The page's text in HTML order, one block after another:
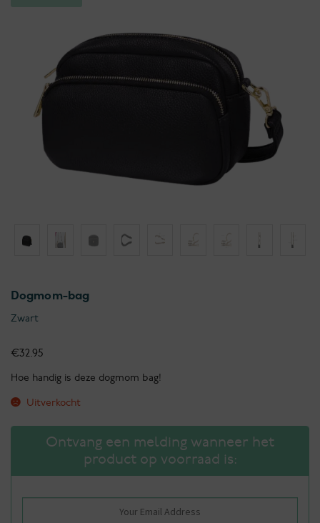
Dogmom-bag
Zwart
€32.95
Hoe handig is deze dogmom bag!
Uitverkocht
Ontvang een melding wanneer het
product op voorraad is: